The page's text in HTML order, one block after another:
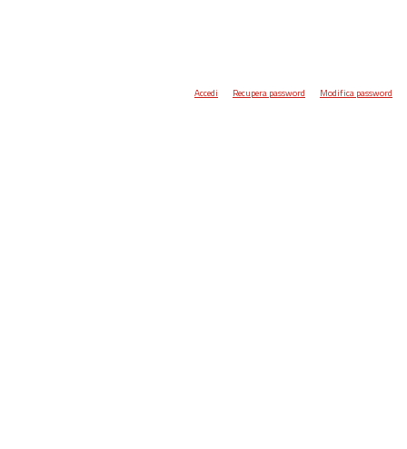
Accedi Recupera password Modifica password